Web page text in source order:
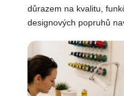
důrazem na kvalitu,
designových popruhů